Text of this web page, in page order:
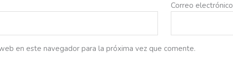
Correo electrónico
en este navegador para la próxima vez que comente.